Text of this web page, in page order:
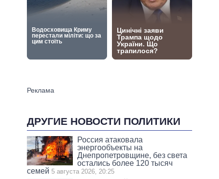
ДРУГИЕ НОВОСТИ ПОЛИТИКИ
Россия атаковала
энергообъекты на
Днепропетровщине, без света
остались более 120 тысяч
семей 5 августа 2026, 20:25